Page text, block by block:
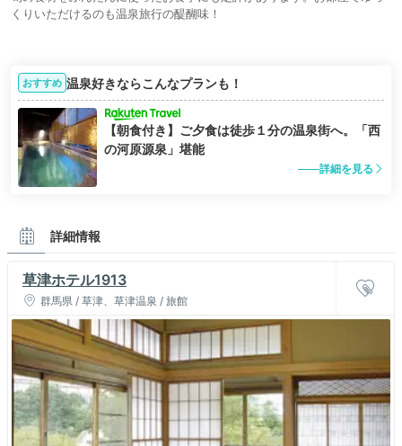
くりいただけるのも温泉旅行の醍醐味！
おすすめ 温泉好きならこんなプランも！
【朝食付き】ご夕食は徒歩１分の温泉街へ。「西
の河原源泉」堪能
詳細を見る
詳細情報
草津ホテル1913
群馬県 / 草津、草津温泉 / 旅館